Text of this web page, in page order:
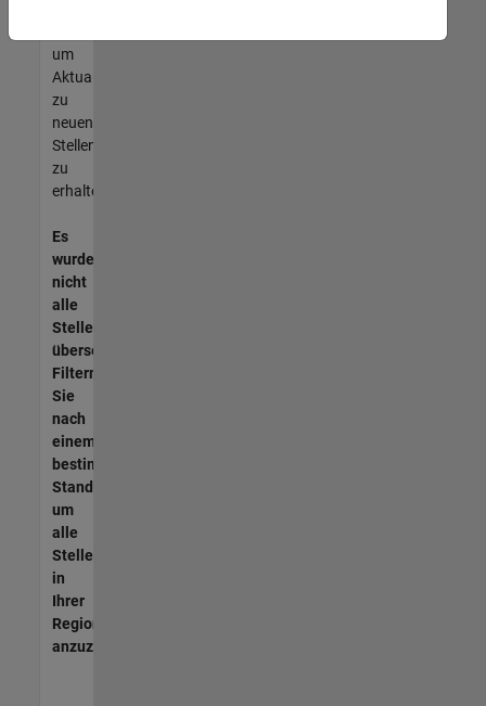
um
Aktualisierungen
zu
neuen
Stellenangeboten
zu
erhalten.
Es
wurden
nicht
alle
Stellen
übersetzt.
Filtern
Sie
nach
einem
bestimmten
Standort,
um
alle
Stellenangebote
in
Ihrer
Region
anzuzeigen.